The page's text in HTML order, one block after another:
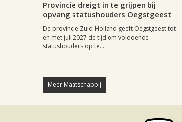
Provincie dreigt in te grijpen bij
opvang statushouders Oegstgeest
De provincie Zuid-Holland geeft Oegstgeest tot
en met juli 2027 de tijd om voldoende
statushouders op te...
Meer Maatschappij